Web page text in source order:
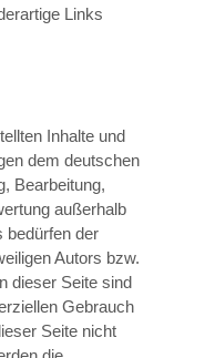
Links
Inhalte und
dem deutschen
Bearbeitung,
außerhalb
bedürfen der
Autors bzw.
dieser Seite sind
Gebrauch
Seite nicht